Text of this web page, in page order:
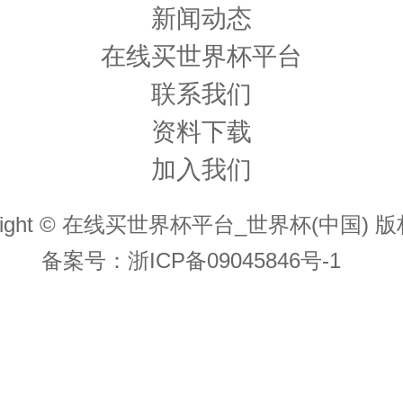
新闻动态
在线买世界杯平台
联系我们
资料下载
加入我们
© 在线买世界杯平台_世界杯(中国) 版
备案号： 浙ICP备09045846号-1